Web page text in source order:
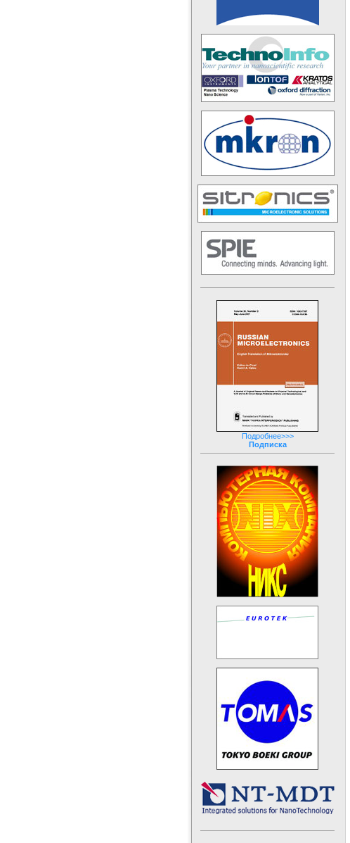
Подробнее>>>
Подписка